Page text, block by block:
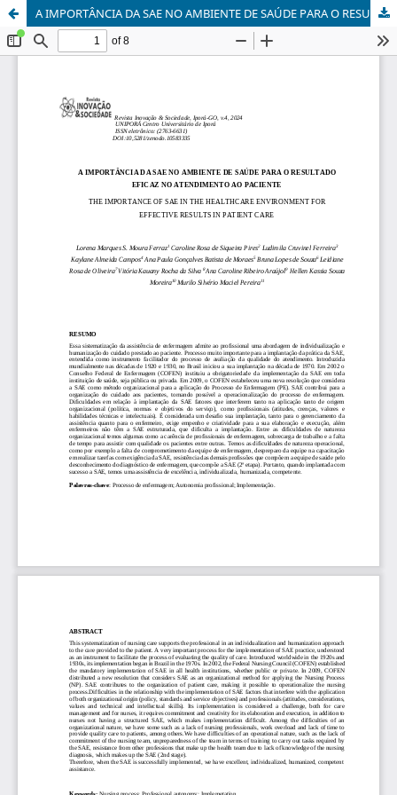
A IMPORTÂNCIA DA SAE NO AMBIENTE DE SAÚDE PARA O RESULTADO EFICAZ NO ATENDIMENTO AO PACIENTE